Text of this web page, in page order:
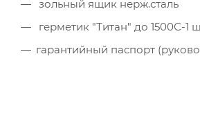
зольный ящик нерж.сталь
герметик "Титан" до 1500С-1
гарантийный паспорт